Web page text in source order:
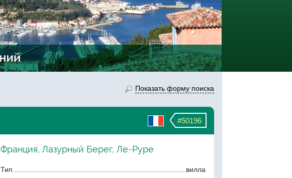
Показать форму поиска
#50196
Франция, Лазурный Берег, Ле-Руре
Тип
вилла